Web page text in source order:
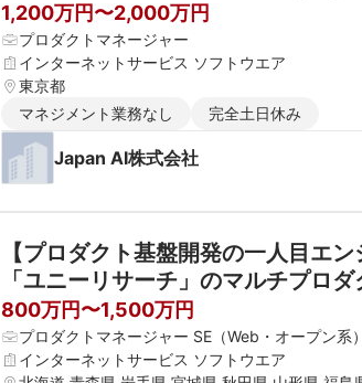
1,200万円〜2,000万円
プロダクトマネージャー
インターネットサービス ソフトウエア
東京都
マネジメント業務なし
完全土日休み
Japan AI株式会社
【プロダクト基盤開発の一人目エ
「ユニーリサーチ」のマルチプロ
ンジニアを募集 ＃週1〜月1出社・フ
800万円〜1,500万円
プロダクトマネージャー SE（Web・オープン系
インターネットサービス ソフトウエア